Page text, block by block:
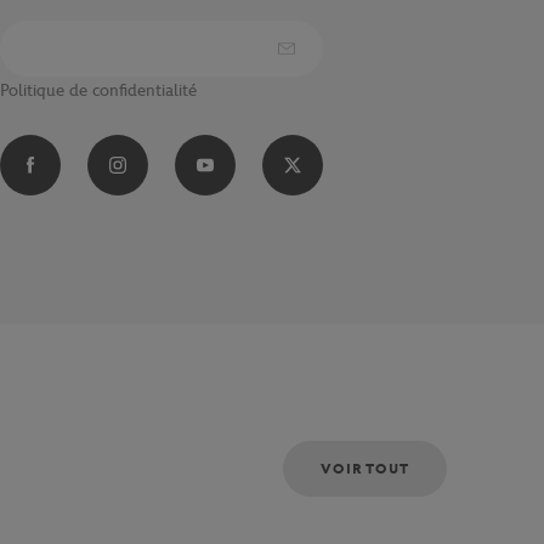
Politique de confidentialité
VOIR TOUT